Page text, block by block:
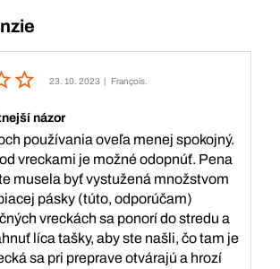
23. 10. 2023 | François.
názor
používania oveľa menej spokojný.
vreckami je možné odopnúť. Pena
musela byť vystužená množstvom
pásky (túto, odporúčam)
vreckách sa ponorí do stredu a
líca tašky, aby ste našli, čo tam je
sa pri preprave otvárajú a hrozí